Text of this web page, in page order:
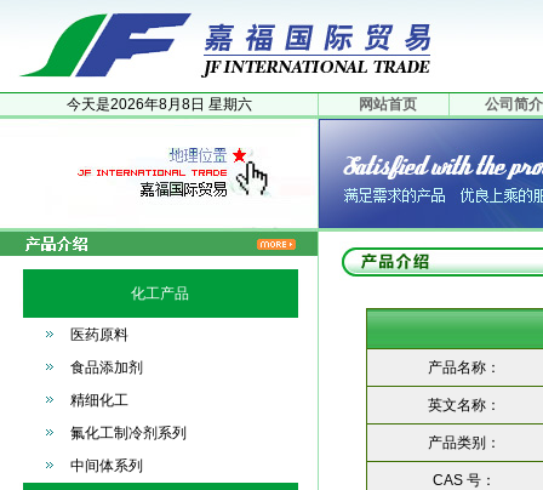
今天是2026年8月 8日 星期六 网站首页 公司简介
化工产品
医药原料
食品添加剂
精细化工
氟化工制冷剂系列
中间体系列
产品名称：
英文名称：
产品类别：
CAS 号：